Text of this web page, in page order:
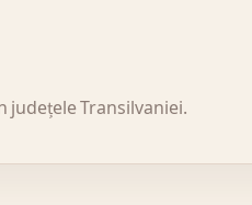
Transilvaniei.